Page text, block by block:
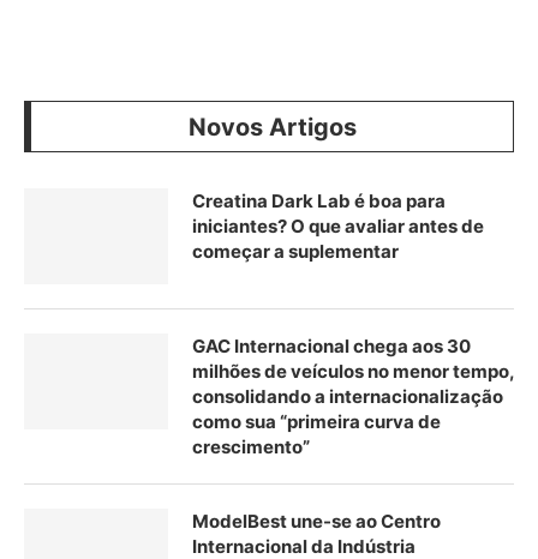
Novos Artigos
Creatina Dark Lab é boa para
iniciantes? O que avaliar antes de
começar a suplementar
GAC Internacional chega aos 30
milhões de veículos no menor tempo,
consolidando a internacionalização
como sua “primeira curva de
crescimento”
ModelBest une-se ao Centro
Internacional da Indústria